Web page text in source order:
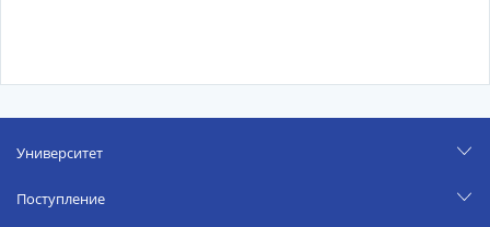
Университет
Поступление